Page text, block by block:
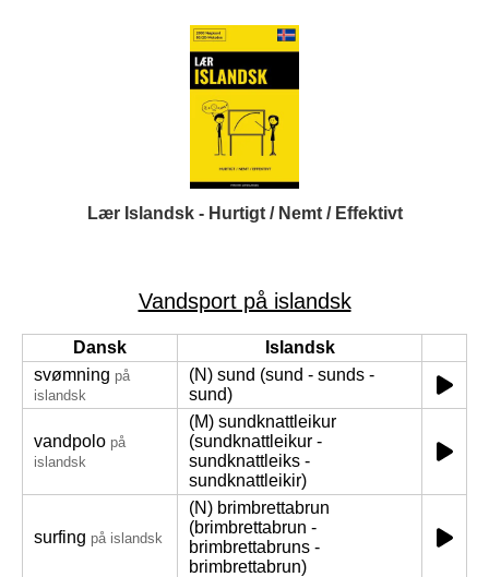
Lær Islandsk - Hurtigt / Nemt / Effektivt
Vandsport på islandsk
Dansk
Islandsk
svømning på
islandsk
(N) sund (sund - sunds -
sund)
vandpolo på
islandsk
(M) sundknattleikur
(sundknattleikur -
sundknattleiks -
sundknattleikir)
surfing på islandsk
(N) brimbrettabrun
(brimbrettabrun -
brimbrettabruns -
brimbrettabrun)